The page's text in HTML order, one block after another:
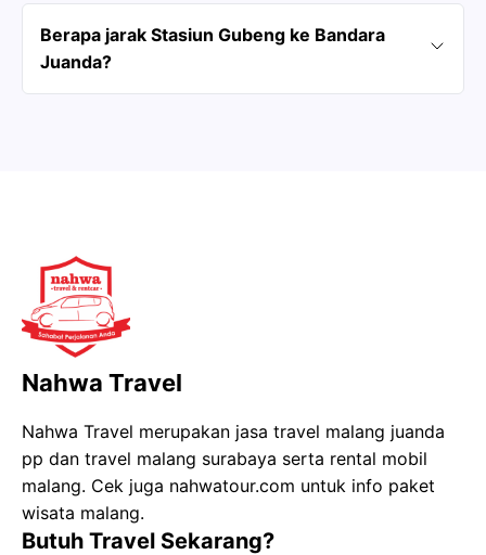
Berapa jarak Stasiun Gubeng ke Bandara
Juanda?
Nahwa Travel
Nahwa Travel merupakan jasa travel malang juanda
pp dan travel malang surabaya serta rental mobil
malang. Cek juga nahwatour.com untuk info paket
wisata malang.
Butuh Travel Sekarang?